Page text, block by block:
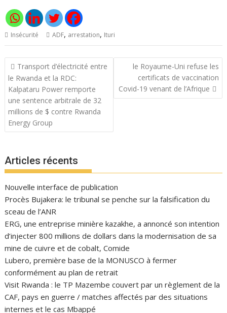
Insécurité ADF, arrestation, Ituri
Navigation
de
l’article
Transport d’électricité entre
le Rwanda et la RDC:
Kalpataru Power remporte
une sentence arbitrale de 32
millions de $ contre Rwanda
Energy Group
le Royaume-Uni refuse les
certificats de vaccination
Covid-19 venant de l’Afrique
Articles récents
Nouvelle interface de publication
Procès Bujakera: le tribunal se penche sur la falsification du
sceau de l’ANR
ERG, une entreprise minière kazakhe, a annoncé son intention
d’injecter 800 millions de dollars dans la modernisation de sa
mine de cuivre et de cobalt, Comide
Lubero, première base de la MONUSCO à fermer
conformément au plan de retrait
Visit Rwanda : le TP Mazembe couvert par un règlement de la
CAF, pays en guerre / matches affectés par des situations
internes et le cas Mbappé